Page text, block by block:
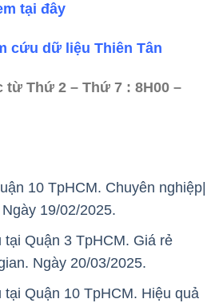
tại đây
cứu dữ liệu Thiên Tân
từ Thứ 2 – Thứ 7 : 8H00 –
10 TpHCM. Chuyên nghiệp|
19/02/2025.
Quận 3 TpHCM. Giá rẻ
Ngày 20/03/2025.
Quận 10 TpHCM. Hiệu quả